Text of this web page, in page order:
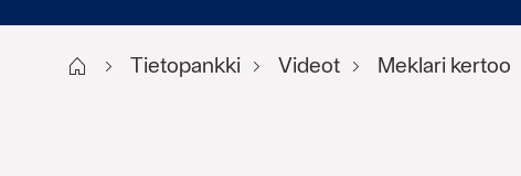
Start FI Tietopankki Videot Meklari kertoo